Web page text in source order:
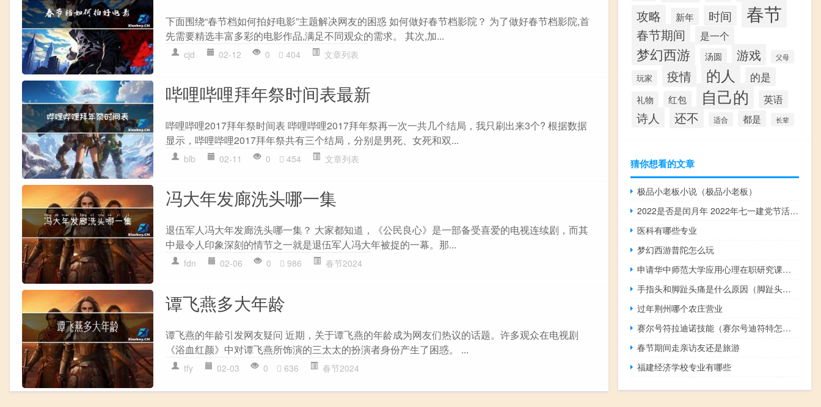
下面围绕“春节档如何拍好电影”主题解决网友的困惑 如何做好春节档影院？ 为了做好春节档影院,首
先需要精选丰富多彩的电影作品,满足不同观众的需求。 其次,加...
cjd 02-12 0 404 文章列表
哔哩哔哩拜年祭时间表最新
哔哩哔哩2017拜年祭时间表 哔哩哔哩2017拜年祭再一次一共几个结局，我只刷出来3个? 根据数据
显示，哔哩哔哩2017拜年祭共有三个结局，分别是男死、女死和双...
blb 02-11 0 454 文章列表
冯大年发廊洗头哪一集
退伍军人冯大年发廊洗头哪一集？ 大家都知道，《公民良心》是一部备受喜爱的电视连续剧，而其
中最令人印象深刻的情节之一就是退伍军人冯大年被捉的一幕。那...
fdn 02-06 0 986 春节2024
谭飞燕多大年龄
谭飞燕的年龄引发网友疑问 近期，关于谭飞燕的年龄成为网友们热议的话题。许多观众在电视剧
《浴血红颜》中对谭飞燕所饰演的三太太的扮演者身份产生了困惑。 ...
tfy 02-03 0 636 春节2024
攻略 新年 时间 春节
春节期间 是一个
梦幻西游 汤圆 游戏 父母
玩家 疫情 的人 的是
礼物 红包 自己的 英语
诗人 还不 适合 都是 长辈
猜你想看的文章
极品小老板小说（极品小老板）
2022是否是闰月年 2022年七一建党节活动主题
医科有哪些专业
梦幻西游普陀怎么玩
申请华中师范大学应用心理在职研究课程有哪些条件限制
手指头和脚趾头痛是什么原因（脚趾头痛是什么原因）
过年荆州哪个农庄营业
赛尔号符拉迪诺技能（赛尔号迪符特怎么打）
春节期间走亲访友还是旅游
福建经济学校专业有哪些